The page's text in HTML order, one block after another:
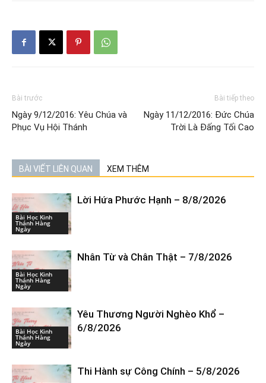
Bài trước
Ngày 9/12/2016: Yêu Chúa và
Phục Vụ Hội Thánh
Bài tiếp theo
Ngày 11/12/2016: Đức Chúa
Trời Là Đấng Tối Cao
BÀI VIẾT LIÊN QUAN XEM THÊM
Bài Học Kinh
Thánh Hàng
Ngày
Lời Hứa Phước Hạnh – 8/8/2026
Bài Học Kinh
Thánh Hàng
Ngày
Nhân Từ và Chân Thật – 7/8/2026
Bài Học Kinh
Thánh Hàng
Ngày
Yêu Thương Người Nghèo Khổ –
6/8/2026
Thi Hành sự Công Chính – 5/8/2026